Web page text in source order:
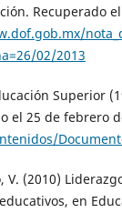
Recuperado
02/2013
Superior
el 25 de febrero
V. (2010)
en